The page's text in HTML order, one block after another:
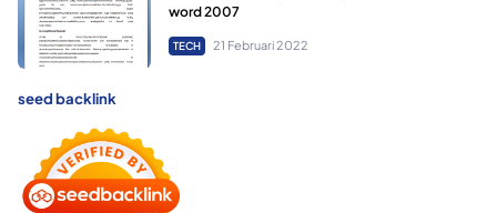
word 2007
TECH 21 Februari 2022
seed backlink